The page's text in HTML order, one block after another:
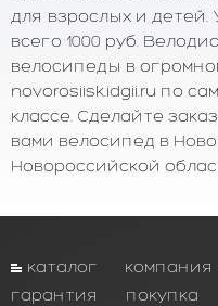
для взрослых и детей.
всего 1000 руб.
велосипеды в
novorosiisk.idgii.ru по
классе. Сделайте
вами велосипед в
Новороссийской
каталог компания
гарантия
покупка